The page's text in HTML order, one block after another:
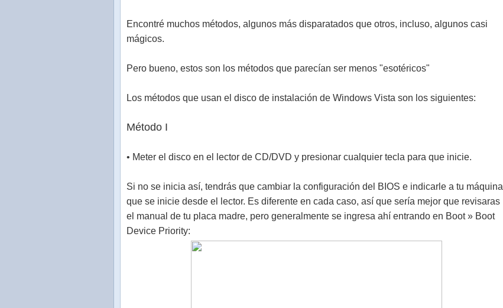
Encontré muchos métodos, algunos más disparatados que otros, incluso, algunos casi
mágicos.
Pero bueno, estos son los métodos que parecían ser menos "esotéricos"
Los métodos que usan el disco de instalación de Windows Vista son los siguientes:
Método I
• Meter el disco en el lector de CD/DVD y presionar cualquier tecla para que inicie.
Si no se inicia así, tendrás que cambiar la configuración del BIOS e indicarle a tu máquina
que se inicie desde el lector. Es diferente en cada caso, así que sería mejor que revisaras
el manual de tu placa madre, pero generalmente se ingresa ahí entrando en Boot » Boot
Device Priority: